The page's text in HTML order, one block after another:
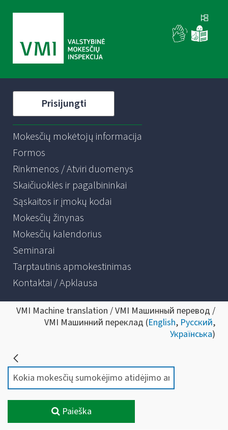
Prisijungti
Mokesčių mokėtojų informacija
Formos
Rinkmenos / Atviri duomenys
Skaičiuoklės ir pagalbininkai
Sąskaitos ir įmokų kodai
Mokesčių žinynas
Mokesčių kalendorius
Seminarai
Tarptautinis apmokestinimas
Kontaktai / Apklausa
VMI Machine translation / VMI Машинный перевод /
VMI Машинний переклад (English, Русский,
Українська)
Paieška